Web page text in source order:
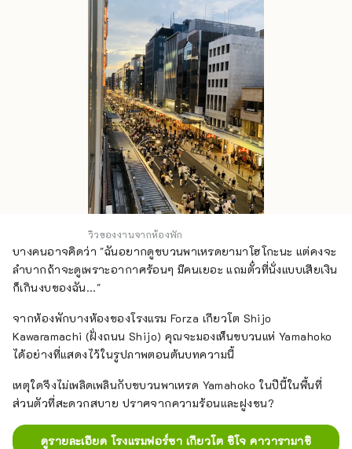
วิวของงานจากห้องพัก
บางคนอาจคิดว่า "ฉันอยากดูขบวนพาเหรดยามาโฮโกะนะ แต่คงจะ
ลำบากถ้าจะดูเพราะอากาศร้อนๆ มีคนเยอะ แถมตั๋วที่นั่งแบบเสียเงิน
ก็เกินงบของฉัน..."
จากห้องพักบางห้องของโรงแรม Forza เกียวโต Shijo
Kawaramachi (ฝั่งถนน Shijo) คุณจะมองเห็นขบวนแห่ Yamahoko
ได้อย่างที่แสดงไว้ในรูปภาพตอนต้นบทความนี้
เหตุใดจึงไม่เพลิดเพลินกับขบวนพาเหรด Yamahoko ในปีนี้ในพื้นที่
ส่วนตัวที่สะดวกสบาย ปราศจากความร้อนและฝูงชน?
ดูรายละเอียด โรงแรมฟอร์ซา เกียวโต ชิโจ คาวารามาชิ